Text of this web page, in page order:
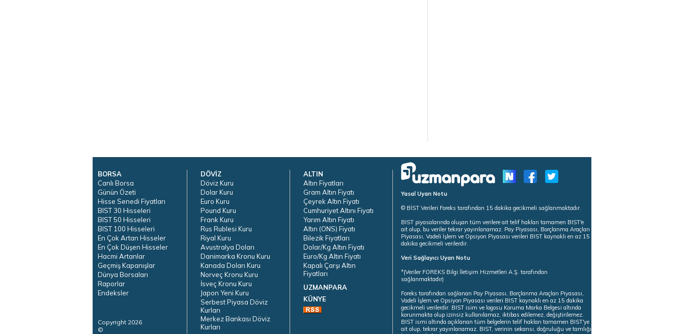
BORSA
Canlı Borsa
Günün Özeti
Hisse Senedi Fiyatları
BIST 30 Hisseleri
BIST 50 Hisseleri
BIST 100 Hisseleri
En Çok Artan Hisseler
En Çok Düşen Hisseler
Hacmi Artanlar
Geçmiş Kapanışlar
Dünya Borsaları
Raporlar
Endeksler
Copyright 2026
©
DÖVİZ
Döviz Kuru
Dolar Kuru
Euro Kuru
Pound Kuru
Frank Kuru
Rus Rublesi Kuru
Riyal Kuru
Avustralya Doları
Danimarka Kronu Kuru
Kanada Doları Kuru
Norveç Kronu Kuru
İsveç Kronu Kuru
Japon Yeni Kuru
Serbest Piyasa Döviz
Kurları
Merkez Bankası Döviz
Kurları
ALTIN
Altın Fiyatları
Gram Altın Fiyatı
Çeyrek Altın Fiyatı
Cumhuriyet Altını Fiyatı
Yarım Altın Fiyatı
Altın (ONS) Fiyatı
Bilezik Fiyatları
Dolar/Kg Altın Fiyatı
Euro/Kg Altın Fiyatı
Kapalı Çarşı Altın
Fiyatları
UZMANPARA
KÜNYE
Yasal Uyarı Notu
© BİST Verileri Foreks tarafından 15 dakika gecikmeli sağlanmaktadır.
BIST piyasalarında oluşan tüm verilere ait telif hakları tamamen BIST'e
ait olup, bu veriler tekrar yayınlanamaz. Pay Piyasası, Borçlanma Araçları
Piyasası, Vadeli İşlem ve Opsiyon Piyasası verileri BIST kaynaklı en az 15
dakika gecikmeli verilerdir.
Veri Sağlayıcı Uyarı Notu
*(Veriler FOREKS Bilgi İletişim Hizmetleri A.Ş. tarafından
sağlanmaktadır)
Foreks tarafından sağlanan Pay Piyasası, Borçlanma Araçları Piyasası,
Vadeli İşlem ve Opsiyon Piyasası verileri BIST kaynaklı en az 15 dakika
gecikmeli verilerdir. BIST isim ve logosu Koruma Marka Belgesi altında
korunmakta olup izinsiz kullanılamaz, iktibas edilemez, değiştirilemez.
BIST ismi altında açıklanan tüm belgelerin telif hakları tamamen BIST'ye
ait olup, tekrar yayınlanamaz. BIST, verinin sekansı, doğruluğu ve tamlığı